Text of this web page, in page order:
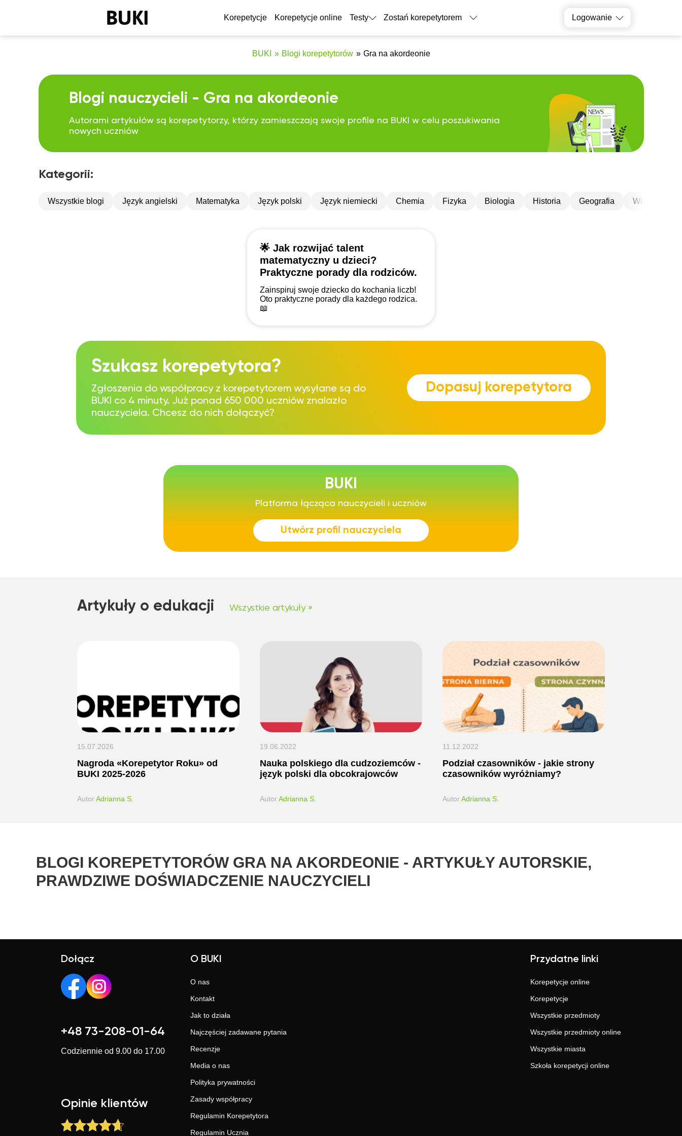
Korepetycje Korepetycje online Testy Zostań korepetytorem Logowanie
Zostań korepetytorem Dopasuj korepetytora
BUKI Blogi korepetytorów Gra na akordeonie
Blogi nauczycieli - Gra na akordeonie
Autorami artykułów są korepetytorzy, którzy zamieszczają swoje profile na BUKI w celu poszukiwania
nowych uczniów
Kategorii:
Wszystkie blogi Język angielski Matematyka Język polski Język niemiecki Chemia Fizyka Biologia Historia Geografia Wiedza o
🌟 Jak rozwijać talent
matematyczny u dzieci?
Praktyczne porady dla rodziców.
Zainspiruj swoje dziecko do kochania liczb!
Oto praktyczne porady dla każdego rodzica.
📖
Szukasz korepetytora?
Zgłoszenia do współpracy z korepetytorem wysyłane są do
BUKI co 4 minuty. Już ponad 650 000 uczniów znalazło
nauczyciela. Chcesz do nich dołączyć?
Dopasuj korepetytora
BUKI
Platforma łącząca nauczycieli i uczniów
Utwórz profil nauczyciela
Artykuły o edukacji Wszystkie artykuły »
15.07.2026
Nagroda «Korepetytor Roku» od
BUKI 2025-2026
AutorAdrianna S.
19.06.2022
Nauka polskiego dla cudzoziemców -
język polski dla obcokrajowców
AutorAdrianna S.
11.12.2022
Podział czasowników - jakie strony
czasowników wyróżniamy?
AutorAdrianna S.
BLOGI KOREPETYTORÓW GRA NA AKORDEONIE - ARTYKUŁY AUTORSKIE,
PRAWDZIWE DOŚWIADCZENIE NAUCZYCIELI
Dołącz
+48 73-208-01-64
Codziennie od 9.00 do 17.00
Opinie klientów
O BUKI
O nas
Kontakt
Jak to działa
Najczęściej zadawane pytania
Recenzje
Media o nas
Polityka prywatności
Zasady współpracy
Regulamin Korepetytora
Regulamin Ucznia
Przydatne linki
Korepetycje online
Korepetycje
Wszystkie przedmioty
Wszystkie przedmioty online
Wszystkie miasta
Szkoła korepetycji online